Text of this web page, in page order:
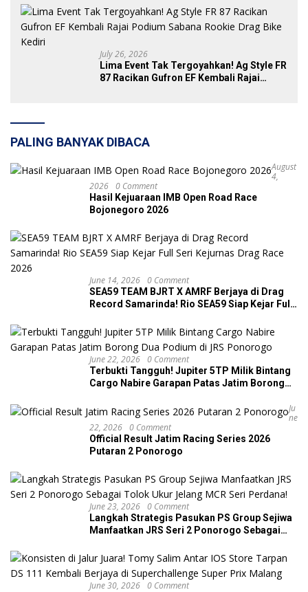
July 26, 2026
Lima Event Tak Tergoyahkan! Ag Style FR
87 Racikan Gufron EF Kembali Rajai
PALING BANYAK DIBACA
August
4,
2026 0 Comment
Hasil Kejuaraan IMB Open Road Race
Bojonegoro 2026
June 14, 2026 0 Comment
SEA59 TEAM BJRT X AMRF Berjaya di Drag
Record Samarinda! Rio SEA59 Siap Kejar Full
June 22, 2026 0 Comment
Terbukti Tangguh! Jupiter 5TP Milik Bintang
Cargo Nabire Garapan Patas Jatim Borong
Ju
Ne
22, 2026 0 Comment
Official Result Jatim Racing Series 2026
Putaran 2 Ponorogo
June 23, 2026 0 Comment
Langkah Strategis Pasukan PS Group Sejiwa
Manfaatkan JRS Seri 2 Ponorogo Sebagai
June 30, 2026 0 Comment